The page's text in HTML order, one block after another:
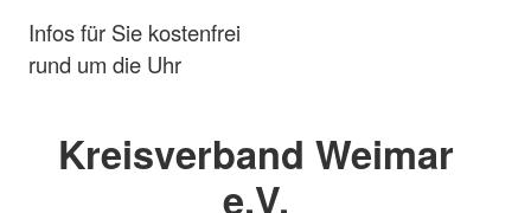
Infos für Sie kostenfrei
rund um die Uhr
Kreisverband Weimar
e.V.